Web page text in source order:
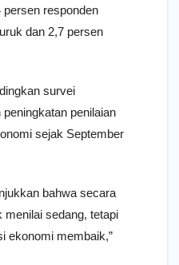
responden
dan 2,7 persen
survei
penilaian
sejak September
bahwa secara
sedang, tetapi
ekonomi membaik,”